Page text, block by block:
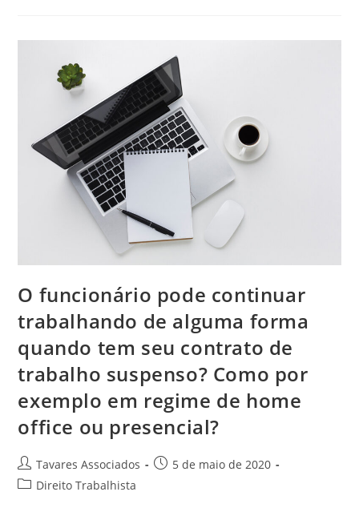
O funcionário pode continuar
trabalhando de alguma forma
quando tem seu contrato de
trabalho suspenso? Como por
exemplo em regime de home
office ou presencial?
Tavares Associados
5 de maio de 2020
Direito Trabalhista